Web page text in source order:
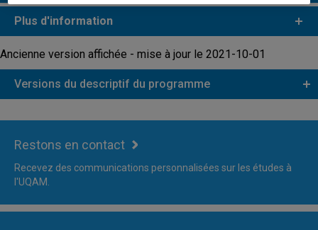
Plus d'information
Ancienne version affichée - mise à jour le 2021-10-01
Versions du descriptif du programme
Restons en contact
Recevez des communications personnalisées sur les études à
l'UQAM.